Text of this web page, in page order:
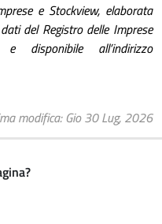
e Stockview, elaborata
del Registro delle Imprese
disponibile all’indirizzo
modifica Gio 30 Lug, 2026